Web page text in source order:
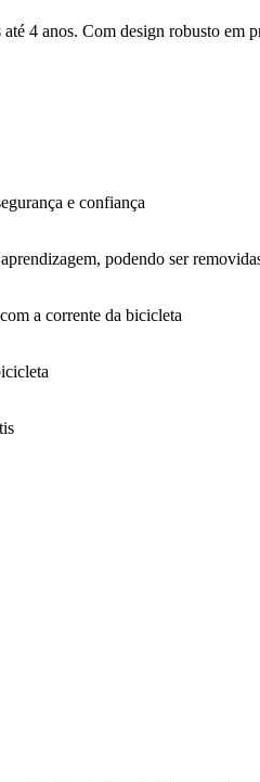
4 anos. Com design robusto em
e confiança
podendo ser
a corrente da bicicleta